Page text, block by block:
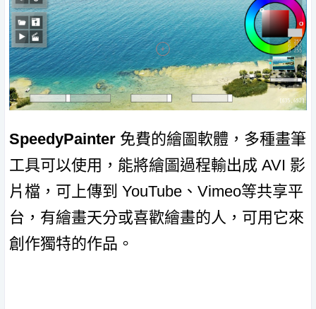
SpeedyPainter 免費的繪圖軟體，多種畫筆
工具可以使用，能將繪圖過程輸出成 AVI 影
片檔，可上傳到 YouTube、Vimeo等共享平
台，有繪畫天分或喜歡繪畫的人，可用它來
創作獨特的作品。